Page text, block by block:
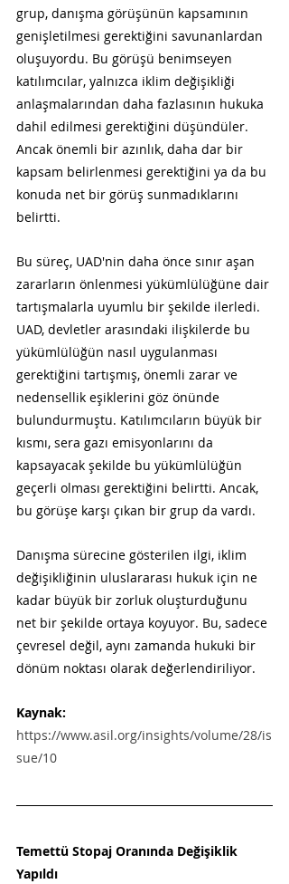
grup, danışma görüşünün kapsamının
genişletilmesi gerektiğini savunanlardan
oluşuyordu. Bu görüşü benimseyen
katılımcılar, yalnızca iklim değişikliği
anlaşmalarından daha fazlasının hukuka
dahil edilmesi gerektiğini düşündüler.
Ancak önemli bir azınlık, daha dar bir
kapsam belirlenmesi gerektiğini ya da bu
konuda net bir görüş sunmadıklarını
belirtti.
Bu süreç, UAD'nin daha önce sınır aşan
zararların önlenmesi yükümlülüğüne dair
tartışmalarla uyumlu bir şekilde ilerledi.
UAD, devletler arasındaki ilişkilerde bu
yükümlülüğün nasıl uygulanması
gerektiğini tartışmış, önemli zarar ve
nedensellik eşiklerini göz önünde
bulundurmuştu. Katılımcıların büyük bir
kısmı, sera gazı emisyonlarını da
kapsayacak şekilde bu yükümlülüğün
geçerli olması gerektiğini belirtti. Ancak,
bu görüşe karşı çıkan bir grup da vardı.
Danışma sürecine gösterilen ilgi, iklim
değişikliğinin uluslararası hukuk için ne
kadar büyük bir zorluk oluşturduğunu
net bir şekilde ortaya koyuyor. Bu, sadece
çevresel değil, aynı zamanda hukuki bir
dönüm noktası olarak değerlendiriliyor.
Kaynak:
https://www.asil.org/insights/volume/28/is
sue/10
Temettü Stopaj Oranında Değişiklik
Yapıldı